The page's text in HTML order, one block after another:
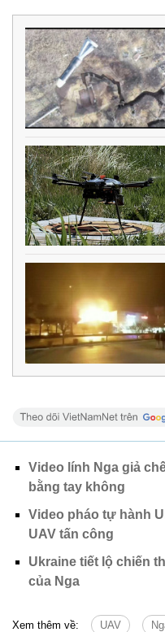
Video lính Nga giả
bằng tay không
Video pháo tự hành
UAV tấn công
Ukraine tiết lộ chiến
của Nga
Xem thêm về: UAV